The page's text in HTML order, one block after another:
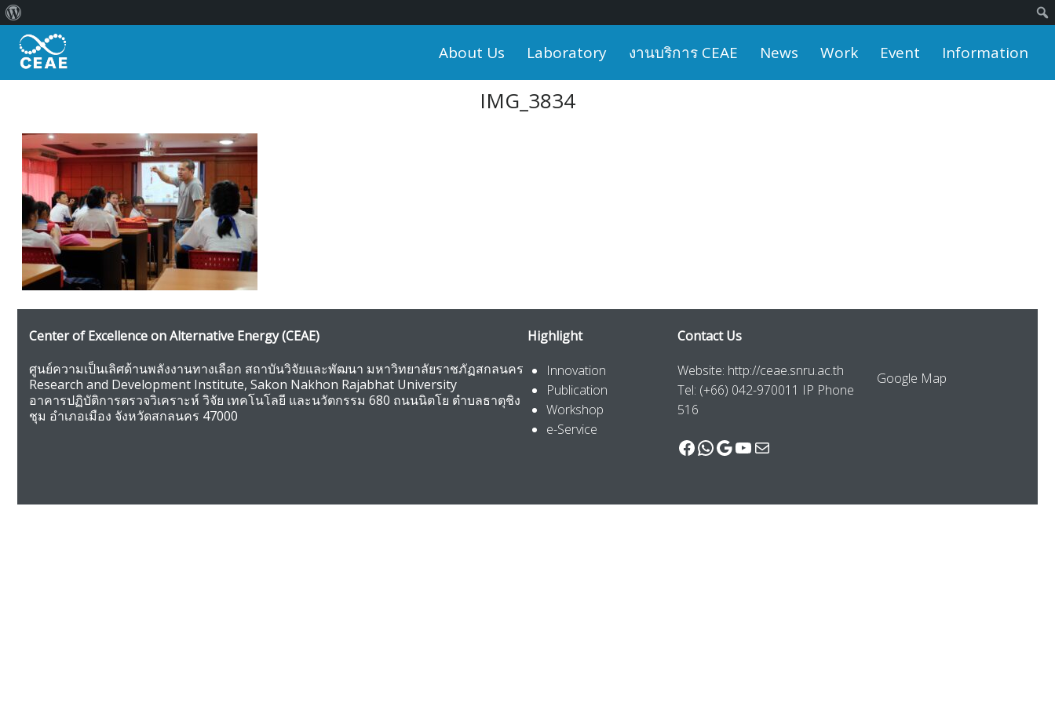
content
About Us Laboratory งานบริการ CEAE News Work Event Information
IMG_3834
Center of Excellence on Alternative Energy(CEAE)
ศูนย์ความเป็นเลิศด้านพลังงานทางเลือก สถาบันวิจัยและพัฒนา มหาวิทยาลัยราชภัฏสกลนคร
Research and Development Institute, Sakon Nakhon Rajabhat University
อาคารปฏิบัติการตรวจวิเคราะห์ วิจัย เทคโนโลยี และนวัตกรรม 680 ถนนนิตโย ตำบลธาตุชิง
ชุม อำเภอเมือง จังหวัดสกลนคร 47000
Highlight
Innovation
Publication
Workshop
e-Service
Contact Us
Website: http://ceae.snru.ac.th
Tel: (+66) 042-970011 IP Phone
516
Facebook
WhatsApp
Google
YouTube
Mail
Google Map
กับ
เวิร์ด